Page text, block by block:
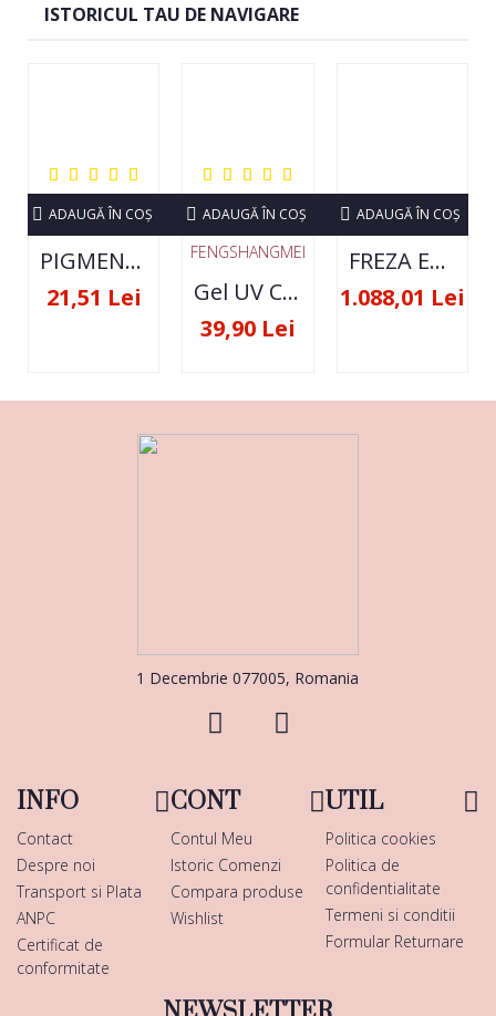
ISTORICUL TAU DE NAVIGARE
PIGMENT NEON SET 12 CULORI
21,51 Lei
ADAUGĂ ÎN COŞ
FENGSHANGMEI
Gel UV Constructie FSM 50ML - 07
39,90 Lei
ADAUGĂ ÎN COŞ
FREZA ELECTRICA STRONG 210 35000 RPM- ORIGINALA
1.088,01 Lei
ADAUGĂ ÎN COŞ
1 Decembrie 077005, Romania
INFO
Contact
Despre noi
Transport si Plata
ANPC
Certificat de
conformitate
CONT
Contul Meu
Istoric Comenzi
Compara produse
Wishlist
UTIL
Politica cookies
Politica de
confidentialitate
Termeni si conditii
Formular Returnare